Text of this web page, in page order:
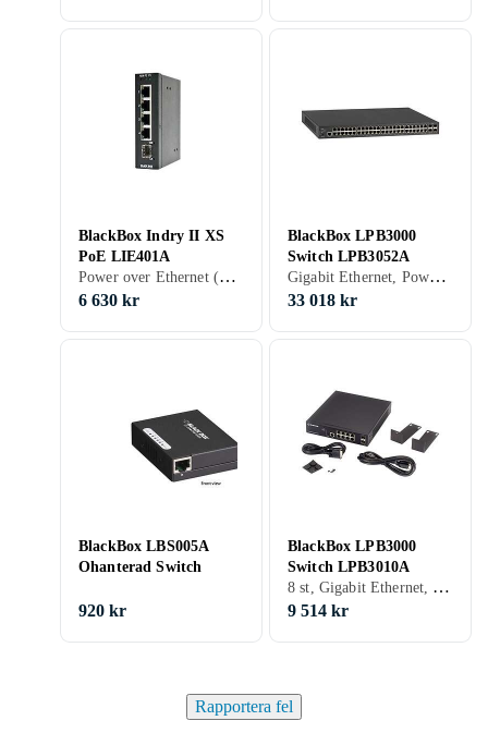
BlackBox Indry II XS
PoE LIE401A
Power over Ethernet (PoE)
6 630 kr
BlackBox LPB3000
Switch LPB3052A
Gigabit Ethernet, Power over Ethernet (PoE)
33 018 kr
BlackBox LBS005A
Ohanterad Switch
920 kr
BlackBox LPB3000
Switch LPB3010A
8 st, Gigabit Ethernet, Power over Ethernet (PoE)
9 514 kr
Rapportera fel